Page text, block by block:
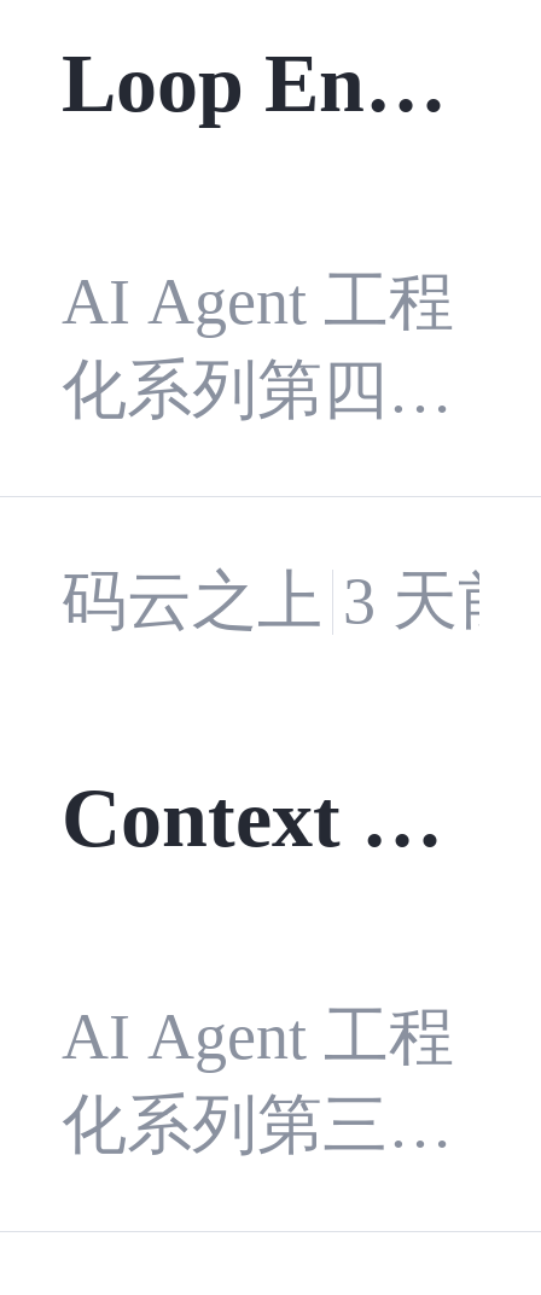
它在什么边界
内做什么”。
用于解释设计
逻辑，不是可
直接复制的生
产代码。
I 系统真正
换
的时候，才发
端实例被散落
在 17 个文件
0%，因为没法
章就是为了不
Loop Engin
模型调用变
成可控的多
步任务
AI Agent 工程
化系列第四
篇。本文以 C
herry Studio 的
AI SDK Agen
ager 和 Agent
工具循环的状
态、停止条
件、Hook、错
码云之上 3 天前
Context En
让 Agent 在
当前步骤看
到正确的事
AI Agent 工程
化系列第三
篇。本文以 C